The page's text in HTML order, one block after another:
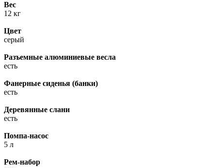
Вес
12 кг
Цвет
серый
Разъемные алюминиевые весла
есть
Фанерные сиденья (банки)
есть
Деревянные слани
есть
Помпа-насос
5 л
Рем-набор